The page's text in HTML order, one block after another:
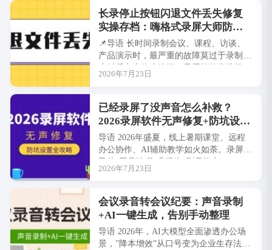
长录停止按钮闪退文件丢失修复
实操存档：嗨格式录屏大师防录
制崩溃完整实操手册
📌导语 长时间录制会议、课程、访谈、
产品演示时，最严重的故障莫过于录制数
小时后点击停止按钮，录屏软件直接闪
退，全部录制素材无法保存、全盘丢失。
2026年7月23日
已经录屏了没声音怎么补救？
2026录屏软件无声修复+防坑设置
全攻略
导语 2026年盛夏，线上暑期课堂、远程
办公协作、AI辅助教学如火如荼。录屏，
已从”工具选项”升级为”刚需能力&#8···
2026年7月23日
会议录音转会议纪要：声音录制
+AI一键生成，告别手动整理
导语 2026年，AI大模型全面渗透办公场
景，”降本增效”从口号变为企业生存法